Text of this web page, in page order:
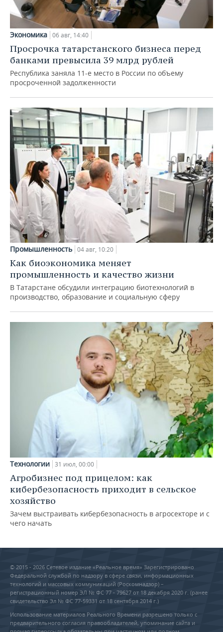
Экономика 06 авг, 14:40
Просрочка татарстанского бизнеса перед
банками превысила 39 млрд рублей
Республика заняла 11-е место в России по объему
просроченной задолженности
Промышленность 04 авг, 10:20
Как биоэкономика меняет
промышленность и качество жизни
В Татарстане обсудили интеграцию биотехнологий в
производство, образование и социальную сферу
Технологии 31 июл, 00:00
Агробизнес под прицелом: как
кибербезопасность приходит в сельское
хозяйство
Зачем выстраивать кибербезопасность в агросекторе и с
чего начать
© 2015 - 2026 Сетевое издание «Реальное время» Зарегистрировано
Федеральной службой по надзору в сфере связи, информационных
технологий и массовых коммуникаций (Роскомнадзор) –
регистрационный номер ЭЛ № ФС 77 - 79627 от 18 декабря 2020 г. (ранее
свидетельство Эл № ФС 77-59331 от 18 сентября 2014 г.)
Использование материалов Реального Времени разрешено только с
предварительного согласия правообладателей, упоминание сайта и